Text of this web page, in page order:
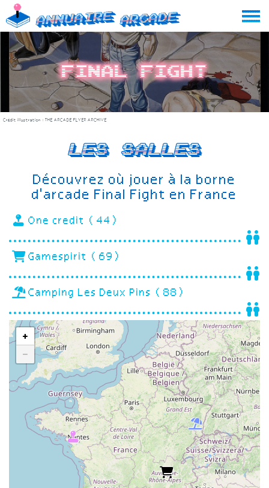
Skip
to
content
Annuaire Arcade
Crédit illustration : THE ARCADE FLYER ARCHIVE
Final Fight
Les salles
Découvrez où jouer à la borne
d'arcade Final Fight en France
One credit (44)
Gamespirit (69)
Camping Les Deux Pins (88)
+
−